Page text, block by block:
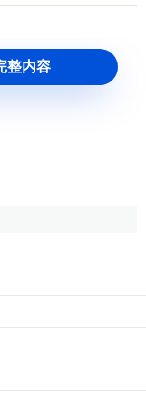
是说是连锁企业服
锁就显得尤为重
。里斯和
将
整内容